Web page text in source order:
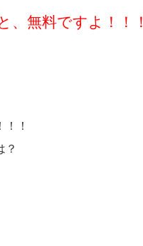
、無料ですよ！！！
！
？